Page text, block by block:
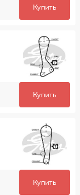
Купить
Купить
Купить